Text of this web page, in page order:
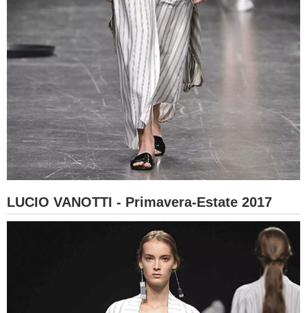
LUCIO VANOTTI - Primavera-Estate 2017